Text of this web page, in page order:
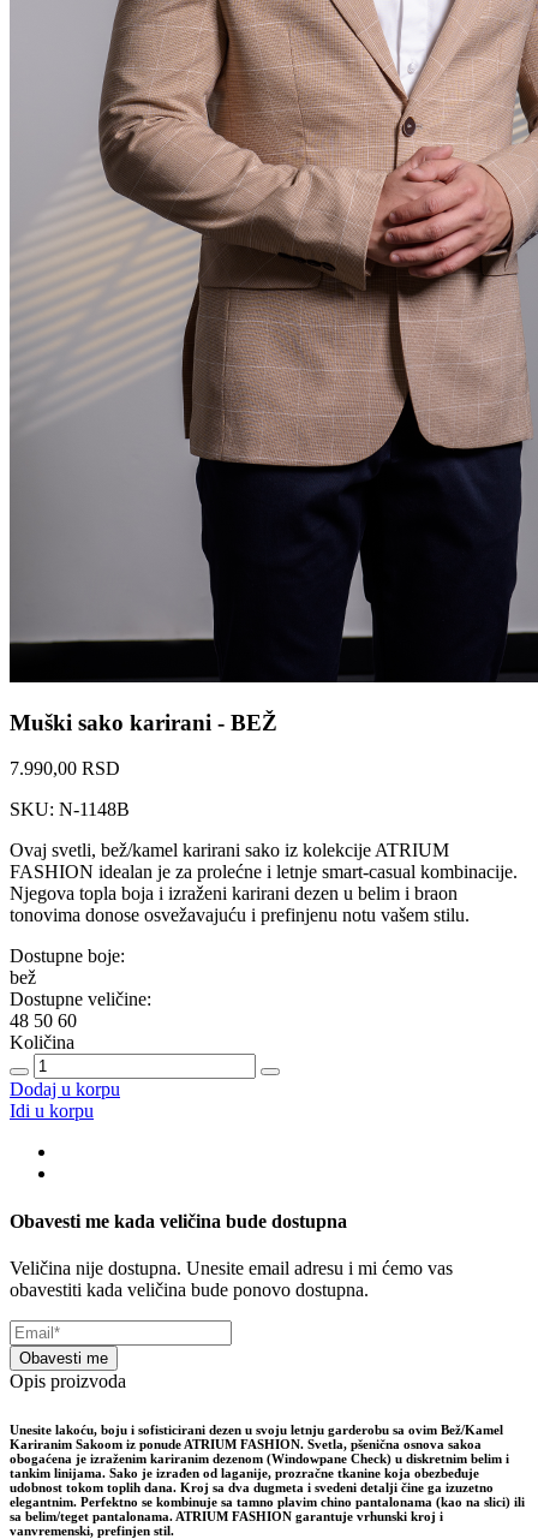
Muški sako karirani - BEŽ
7.990,00 RSD
SKU: N-1148B
Ovaj svetli, bež/kamel karirani sako iz kolekcije ATRIUM
FASHION idealan je za prolećne i letnje smart-casual kombinacije.
Njegova topla boja i izraženi karirani dezen u belim i braon
tonovima donose osvežavajuću i prefinjenu notu vašem stilu.
Dostupne boje:
bež
Dostupne veličine:
48 50 60
Količina
Dodaj u korpu
Idi u korpu
Obavesti me kada veličina bude dostupna
Veličina nije dostupna. Unesite email adresu i mi ćemo vas
obavestiti kada veličina bude ponovo dostupna.
Obavesti me
Opis proizvoda
Unesite lakoću, boju i sofisticirani dezen u svoju letnju garderobu sa ovim Bež/Kamel
Kariranim Sakoom iz ponude ATRIUM FASHION. Svetla, pšenična osnova sakoa
obogaćena je izraženim kariranim dezenom (Windowpane Check) u diskretnim belim i
tankim linijama. Sako je izrađen od laganije, prozračne tkanine koja obezbeđuje
udobnost tokom toplih dana. Kroj sa dva dugmeta i svedeni detalji čine ga izuzetno
elegantnim. Perfektno se kombinuje sa tamno plavim chino pantalonama (kao na slici) ili
sa belim/teget pantalonama. ATRIUM FASHION garantuje vrhunski kroj i
vanvremenski, prefinjen stil.